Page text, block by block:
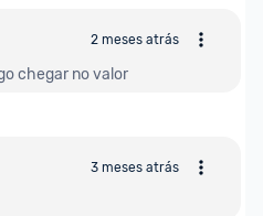
2 meses atrás
chegar no valor
3 meses atrás